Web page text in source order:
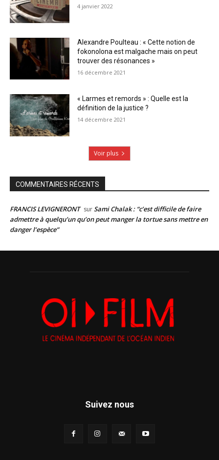
4 janvier 2022
Alexandre Poulteau : « Cette notion de
fokonolona est malgache mais on peut
trouver des résonances »
16 décembre 2021
« Larmes et remords » : Quelle est la
définition de la justice ?
14 décembre 2021
Voir plus
COMMENTAIRES RÉCENTS
FRANCIS LEVIGNERONT surSami Chalak : “c’est difficile de faire
admettre à quelqu’un qu’on peut manger la tortue sans mettre en
danger l’espèce”
Suivez nous